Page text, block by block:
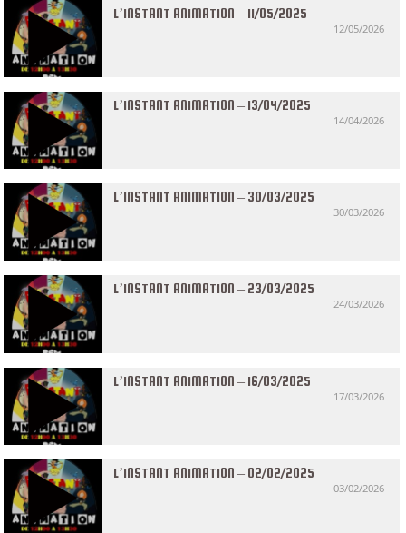
L’INSTANT ANIMATION – 11/05/2025
12/05/2026
L’INSTANT ANIMATION – 13/04/2025
14/04/2026
L’INSTANT ANIMATION – 30/03/2025
30/03/2026
L’INSTANT ANIMATION – 23/03/2025
24/03/2026
L’INSTANT ANIMATION – 16/03/2025
17/03/2026
L’INSTANT ANIMATION – 02/02/2025
03/02/2026